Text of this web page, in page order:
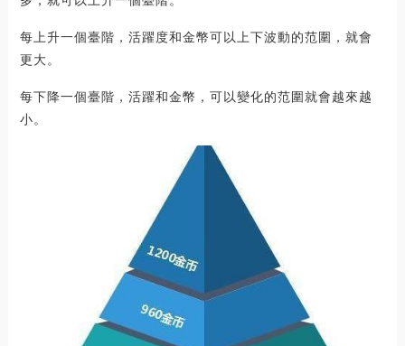
每上升一個臺階，活躍度和金幣可以上下波動的范圍，就會
更大。
每下降一個臺階，活躍和金幣，可以變化的范圍就會越來越
小。